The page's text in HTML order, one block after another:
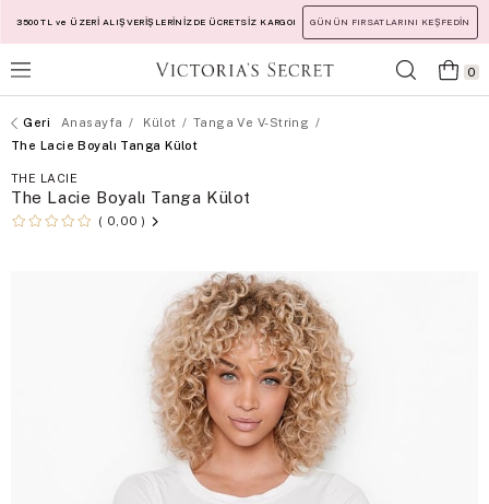
3500 TL ve ÜZERİ ALIŞVERİŞLERİNİZDE ÜCRETSİZ KARGO! GÜNÜN FIRSATLARINI KEŞFEDİN
0
Anasayfa Külot
Tanga Ve V-String
The Lacie Boyalı Tanga Külot
THE LACIE
The Lacie Boyalı Tanga Külot
0,00